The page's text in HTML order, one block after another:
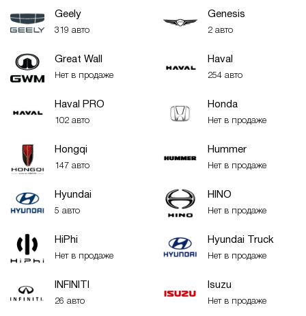
Geely
319 авто
Genesis
2 авто
Great Wall
Нет в продаже
Haval
254 авто
Haval PRO
102 авто
Honda
Нет в продаже
Hongqi
147 авто
Hummer
Нет в продаже
Hyundai
5 авто
HINO
Нет в продаже
HiPhi
Нет в продаже
Hyundai Truck
Нет в продаже
INFINITI
26 авто
Isuzu
Нет в продаже